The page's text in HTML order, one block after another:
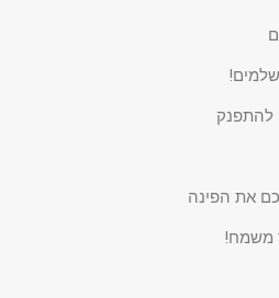
להתפנק
את הפינה
משמח!